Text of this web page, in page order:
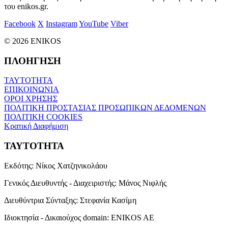
του enikos.gr.
Facebook X InstagramYouTube Viber
© 2026 ENIKOS
ΠΛΟΗΓΗΣΗ
ΤΑΥΤΟΤΗΤΑ
ΕΠΙΚΟΙΝΩΝΙΑ
ΟΡΟΙ ΧΡΗΣΗΣ
ΠΟΛΙΤΙΚΗ ΠΡΟΣΤΑΣΙΑΣ ΠΡΟΣΩΠΙΚΩΝ ΔΕΔΟΜΕΝΩΝ
ΠΟΛΙΤΙΚΗ COOKIES
Κρατική Διαφήμιση
ΤΑΥΤΟΤΗΤΑ
Εκδότης: Νίκος Χατζηνικολάου
Γενικός Διευθυντής - Διαχειριστής: Μάνος Νιφλής
Διευθύντρια Σύνταξης: Στεφανία Κασίμη
Ιδιοκτησία - Δικαιούχος domain: ENIKOS AE